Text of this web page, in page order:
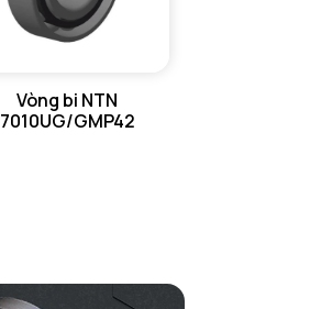
Vòng bi NTN
7010UG/GMP42